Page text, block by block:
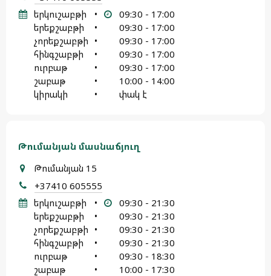
երկուշաբթի
•
09:30 - 17:00
երեքշաբթի
•
09:30 - 17:00
չորեքշաբթի •
09:30 - 17:00
հինգշաբթի
•
09:30 - 17:00
ուրբաթ
•
09:30 - 17:00
շաբաթ
•
10:00 - 14:00
կիրակի
• փակ է
Թումանյան մասնաճյուղ
Թումանյան 15
+37410 605555
երկուշաբթի
•
09:30 - 21:30
երեքշաբթի
•
09:30 - 21:30
չորեքշաբթի •
09:30 - 21:30
հինգշաբթի
•
09:30 - 21:30
ուրբաթ
•
09:30 - 18:30
շաբաթ
• 10:00 - 17:30